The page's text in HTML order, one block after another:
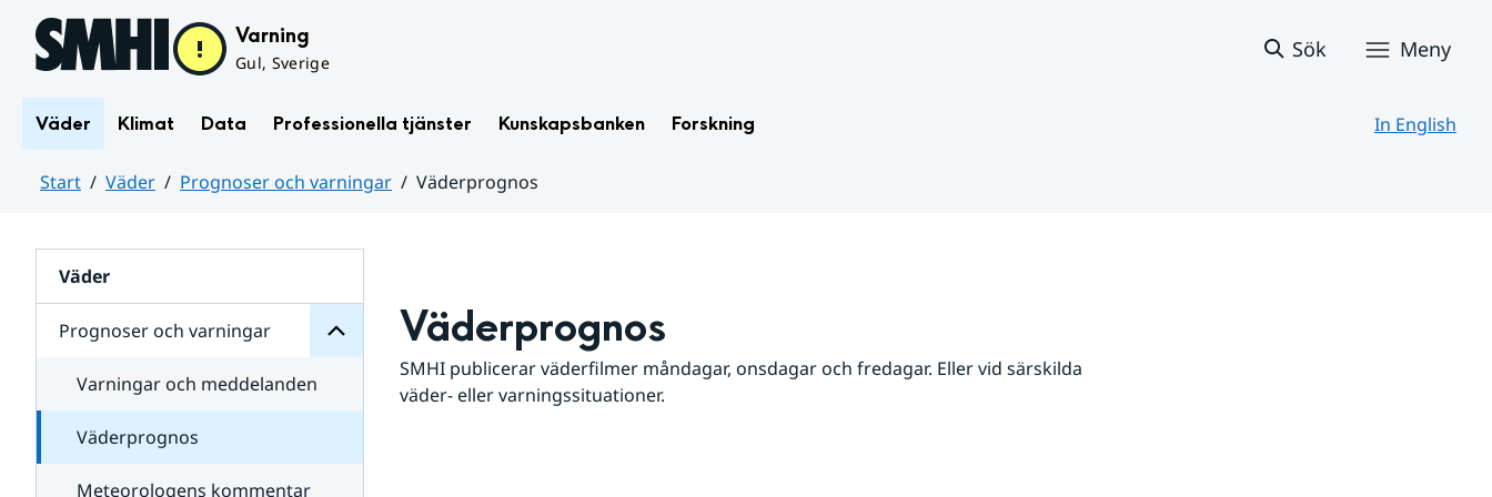
Hoppa till sidans innehåll Varning
Gul, Sverige
Sök Meny
Väder Klimat Data Professionella tjänster Kunskapsbanken Forskning In English
Start Väder Prognoser och varningar
Väderprognos
Väder
Prognoser och varningar
för
varningar
Varningar och meddelanden
Väderprognos
Meteorologens kommentar
Väderprognos
SMHI publicerar väderfilmer måndagar, onsdagar och fredagar. Eller vid särskilda
väder- eller varningssituationer.